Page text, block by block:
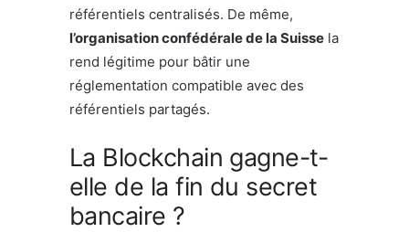
référentiels centralisés. De même,
l’organisation confédérale de la Suisse la
rend légitime pour bâtir une
réglementation compatible avec des
référentiels partagés.
La Blockchain gagne-t-
elle de la fin du secret
bancaire ?